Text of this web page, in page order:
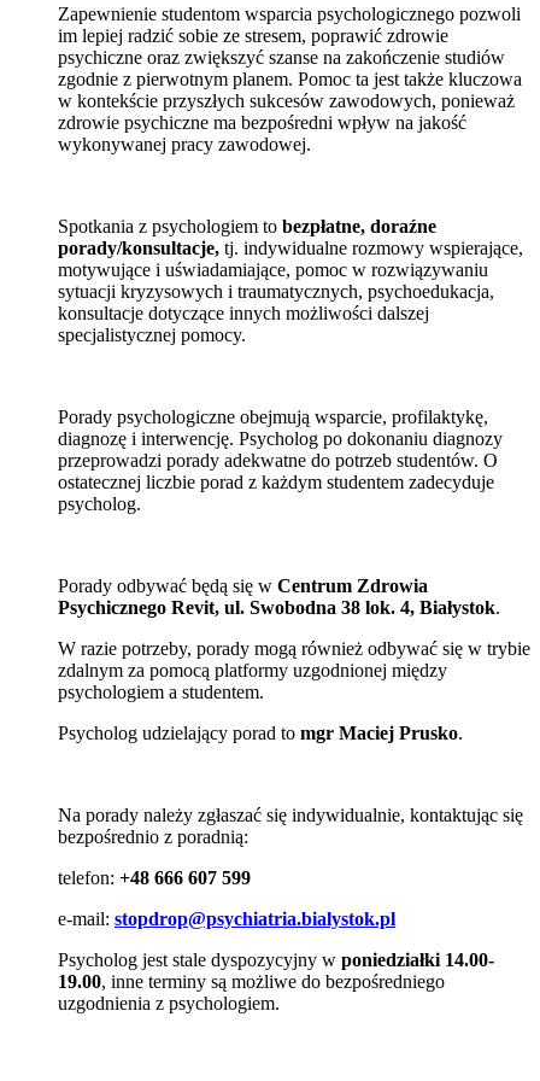
Zapewnienie studentom wsparcia psychologicznego pozwoli
im lepiej radzić sobie ze stresem, poprawić zdrowie
psychiczne oraz zwiększyć szanse na zakończenie studiów
zgodnie z pierwotnym planem. Pomoc ta jest także kluczowa
w kontekście przyszłych sukcesów zawodowych, ponieważ
zdrowie psychiczne ma bezpośredni wpływ na jakość
wykonywanej pracy zawodowej.
Spotkania z psychologiem to bezpłatne, doraźne
porady/konsultacje, tj. indywidualne rozmowy wspierające,
motywujące i uświadamiające, pomoc w rozwiązywaniu
sytuacji kryzysowych i traumatycznych, psychoedukacja,
konsultacje dotyczące innych możliwości dalszej
specjalistycznej pomocy.
Porady psychologiczne obejmują wsparcie, profilaktykę,
diagnozę i interwencję. Psycholog po dokonaniu diagnozy
przeprowadzi porady adekwatne do potrzeb studentów. O
ostatecznej liczbie porad z każdym studentem zadecyduje
psycholog.
Porady odbywać będą się w Centrum Zdrowia
Psychicznego Revit, ul. Swobodna 38 lok. 4, Białystok.
W razie potrzeby, porady mogą również odbywać się w trybie
zdalnym za pomocą platformy uzgodnionej między
psychologiem a studentem.
Psycholog udzielający porad to mgr Maciej Prusko.
Na porady należy zgłaszać się indywidualnie, kontaktując się
bezpośrednio z poradnią:
telefon: +48 666 607 599
e-mail: stopdrop@psychiatria.bialystok.pl
Psycholog jest stale dyspozycyjny w poniedziałki 14.00-
19.00, inne terminy są możliwe do bezpośredniego
uzgodnienia z psychologiem.